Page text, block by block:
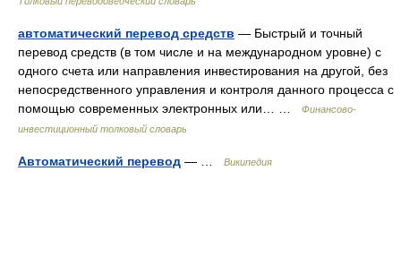
автоматический перевод средств — Быстрый и точный
перевод средств (в том числе и на международном уровне) с
одного счета или направления инвестирования на другой, без
непосредственного управления и контроля данного процесса с
помощью современных электронных или… …
Финансово-
инвестиционный толковый словарь
Автоматический перевод — … Википедия